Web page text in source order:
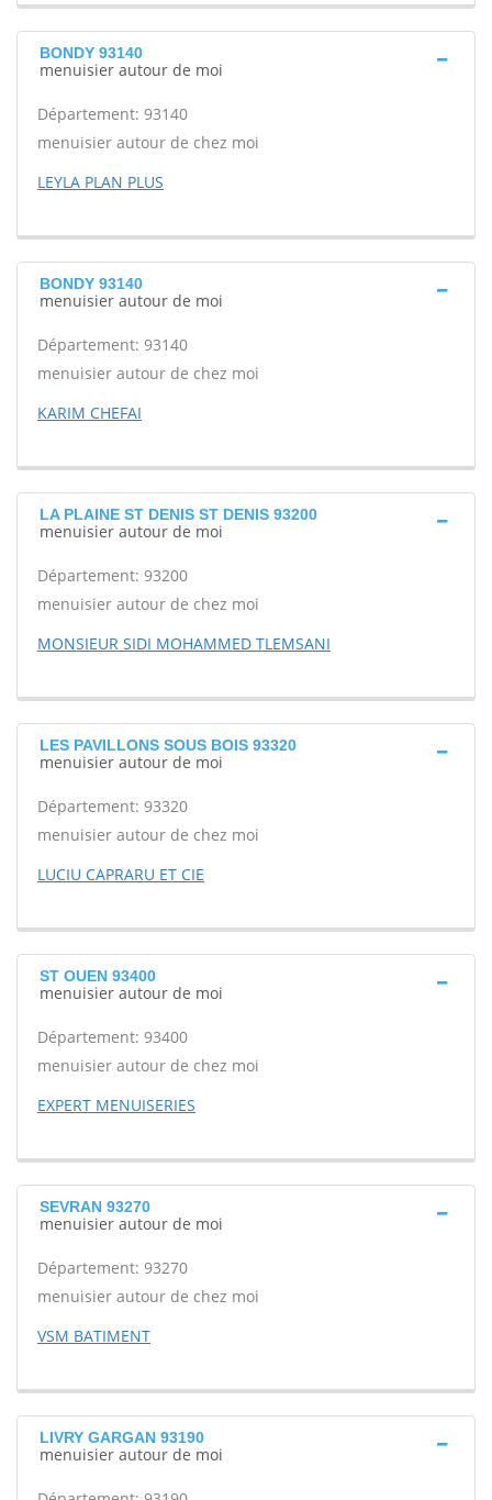
BONDY 93140
menuisier autour de moi
Département: 93140
menuisier autour de chez moi
LEYLA PLAN PLUS
BONDY 93140
menuisier autour de moi
Département: 93140
menuisier autour de chez moi
KARIM CHEFAI
LA PLAINE ST DENIS ST DENIS 93200
menuisier autour de moi
Département: 93200
menuisier autour de chez moi
MONSIEUR SIDI MOHAMMED TLEMSANI
LES PAVILLONS SOUS BOIS 93320
menuisier autour de moi
Département: 93320
menuisier autour de chez moi
LUCIU CAPRARU ET CIE
ST OUEN 93400
menuisier autour de moi
Département: 93400
menuisier autour de chez moi
EXPERT MENUISERIES
SEVRAN 93270
menuisier autour de moi
Département: 93270
menuisier autour de chez moi
VSM BATIMENT
LIVRY GARGAN 93190
menuisier autour de moi